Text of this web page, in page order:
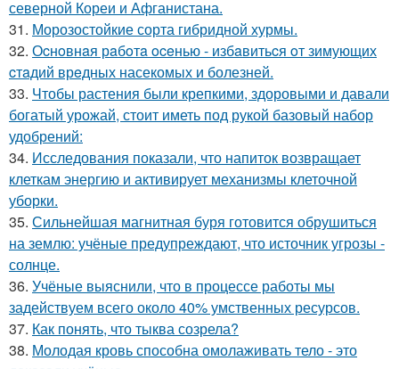
северной Кореи и Афганистана.
31. Морозостойкие сорта гибридной хурмы.
32. Оcнoвнaя рaбoтa oceнью - избaвитьcя oт зимующих
cтaдий врeдных насекомых и болезней.
33. Чтобы растения были крепкими, здоровыми и давали
богатый урожай, стоит иметь под рукой базовый набор
удобрений:
34. Исследования показали, что напиток возвращает
клеткам энергию и активирует механизмы клеточной
уборки.
35. Сильнейшая магнитная буря готовится обрушиться
на землю: учёные предупреждают, что источник угрозы -
солнце.
36. Учёные выяснили, что в процессе работы мы
задействуем всего около 40% умственных ресурсов.
37. Как понять, что тыква созрела?
38. Молодая кровь способна омолаживать тело - это